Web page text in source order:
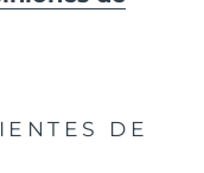
DE